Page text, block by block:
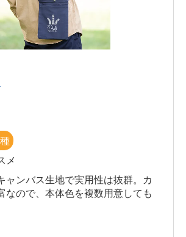
メ
ャンバス生地で実用性は抜群。カ
なので、本体色を複数用意しても